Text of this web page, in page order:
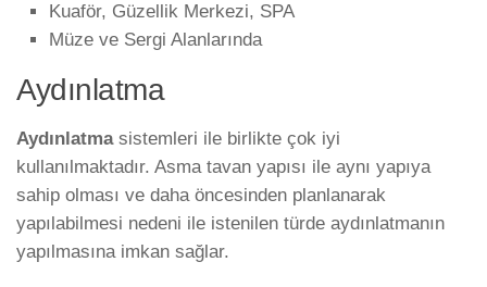
Kuaför, Güzellik Merkezi, SPA
Müze ve Sergi Alanlarında
Aydınlatma
Aydınlatmasistemleri ile birlikte çok iyi
kullanılmaktadır. Asma tavan yapısı ile aynı yapıya
sahip olması ve daha öncesinden planlanarak
yapılabilmesi nedeni ile istenilen türde aydınlatmanın
yapılmasına imkan sağlar.